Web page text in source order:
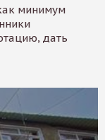
минимум
дать